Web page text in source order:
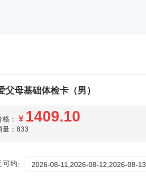
父母基础体检卡（男）
格： ¥ 1409.10
量：833
可约: 2026-08-11,2026-08-12,2026-08-13